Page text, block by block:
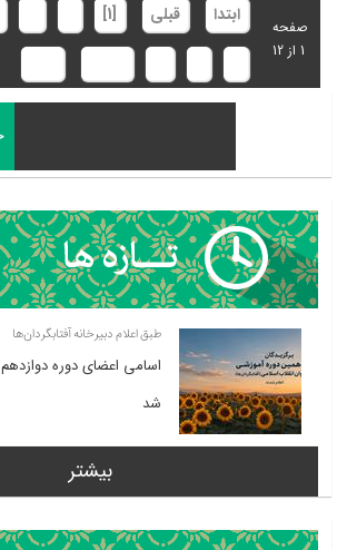
صفحه
1 از 12
ابتدا قبلی [1]
طبق اعلام دبیرخانه آفتابگردان‌ها
اسامی اعضای دوره دوازدهم
شد
بیشتر